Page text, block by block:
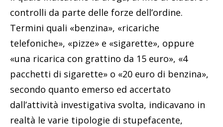
controlli da parte delle forze dell’ordine.
Termini quali «benzina», «ricariche
telefoniche», «pizze» e «sigarette», oppure
«una ricarica con grattino da 15 euro», «4
pacchetti di sigarette» o «20 euro di benzina»,
secondo quanto emerso ed accertato
dall’attività investigativa svolta, indicavano in
realtà le varie tipologie di stupefacente,